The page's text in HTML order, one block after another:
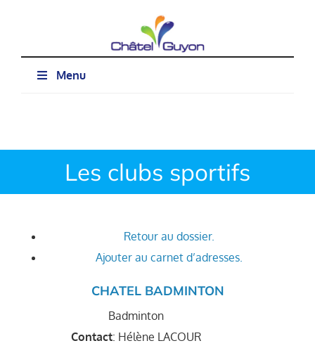
Menu
Les clubs sportifs
Retour au dossier.
Ajouter au carnet d’adresses.
CHATEL BADMINTON
Badminton
Contact: Hélène LACOUR